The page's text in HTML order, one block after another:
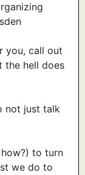
you, call out
the hell does
not just talk
to turn
we do to